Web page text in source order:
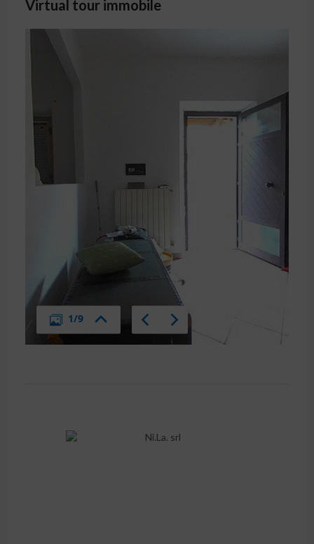
Virtual tour immobile